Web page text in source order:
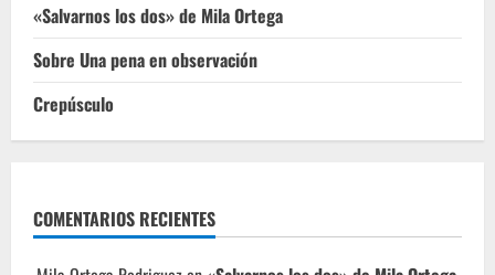
«Salvarnos los dos» de Mila Ortega
Sobre Una pena en observación
Crepúsculo
COMENTARIOS RECIENTES